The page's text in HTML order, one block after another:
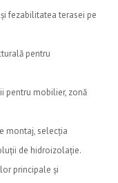
fezabilitatea terasei pe
pentru
pentru mobilier, zonă
montaj, selecția
de hidroizolație.
principale și